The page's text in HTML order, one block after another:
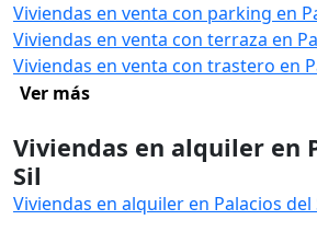
Viviendas en venta con parking en
Viviendas en venta con terraza en
Viviendas en venta con trastero en
Ver más
Viviendas en alquiler en
Sil
Viviendas en alquiler en Palacios del